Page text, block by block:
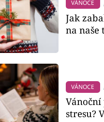
VÁNOCE
Jak
na naše
VÁNOCE
Vánoční
stresu?